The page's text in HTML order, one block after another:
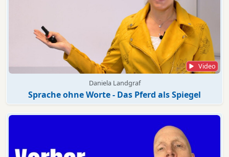
Video
Daniela Landgraf
Sprache ohne Worte - Das Pferd als Spiegel